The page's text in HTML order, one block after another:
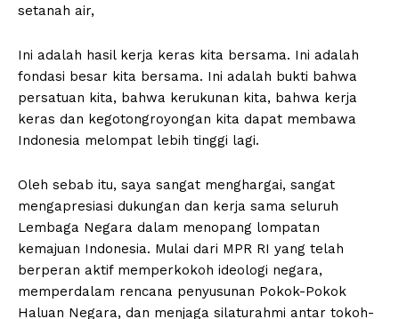
setanah air,
Ini adalah hasil kerja keras kita bersama. Ini adalah
fondasi besar kita bersama. Ini adalah bukti bahwa
persatuan kita, bahwa kerukunan kita, bahwa kerja
keras dan kegotongroyongan kita dapat membawa
Indonesia melompat lebih tinggi lagi.
Oleh sebab itu, saya sangat menghargai, sangat
mengapresiasi dukungan dan kerja sama seluruh
Lembaga Negara dalam menopang lompatan
kemajuan Indonesia. Mulai dari MPR RI yang telah
berperan aktif memperkokoh ideologi negara,
memperdalam rencana penyusunan Pokok-Pokok
Haluan Negara, dan menjaga silaturahmi antar tokoh-